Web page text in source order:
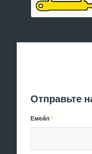
Отправьте
Емейл*